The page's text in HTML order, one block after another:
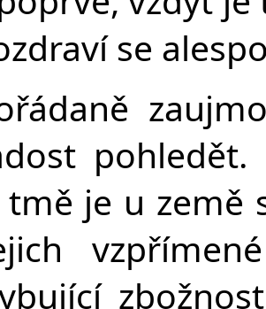
se
je u země